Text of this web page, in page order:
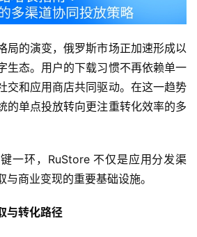
局的演变，俄罗斯市场正加速形成以
生态。用户的下载习惯不再依赖单一
交和应用商店共同驱动。在这一趋势
的单点投放转向更注重转化效率的多
一环，RuStore 不仅是应用分发渠
商业变现的重要基础设施。
与转化路径